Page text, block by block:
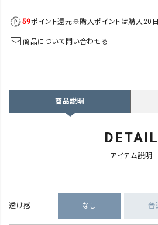
59ポイント還元※購入ポイントは購入20日
商品について問い合わせる
商品説明
DETAIL
アイテム説明
透け感 なし 普